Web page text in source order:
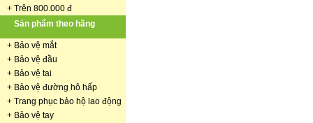
+ Trên 800.000 đ
Sản phẩm theo hãng
+ Bảo vệ mắt
+ Bảo vệ đầu
+ Bảo vệ tai
+ Bảo vệ đường hô hấp
+ Trang phục bảo hộ lao động
+ Bảo vệ tay